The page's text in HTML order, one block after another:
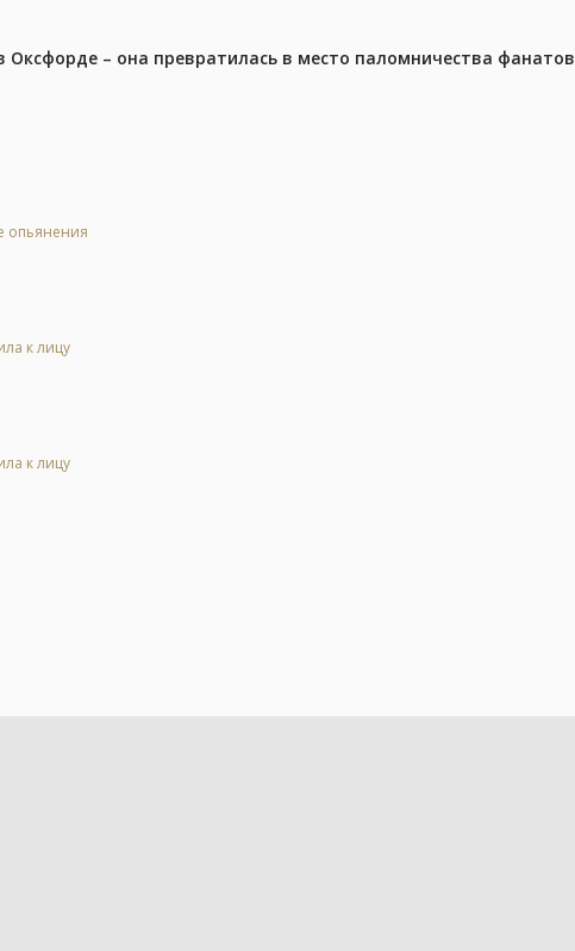
– она превратилась в место паломничества фанатов
опьянения
к лицу
к лицу